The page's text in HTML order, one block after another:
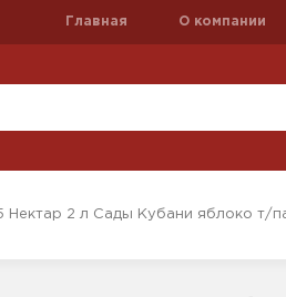
Главная О компании
Нектар 2 л Сады Кубани яблоко т/